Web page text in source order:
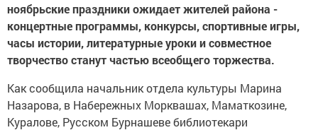
ноябрьские праздники ожидает жителей района -
концертные программы, конкурсы, спортивные игры,
часы истории, литературные уроки и совместное
творчество станут частью всеобщего торжества.
Как сообщила начальник отдела культуры Марина
Назарова, в Набережных Морквашах, Маматкозине,
Куралове, Русском Бурнашеве библиотекари